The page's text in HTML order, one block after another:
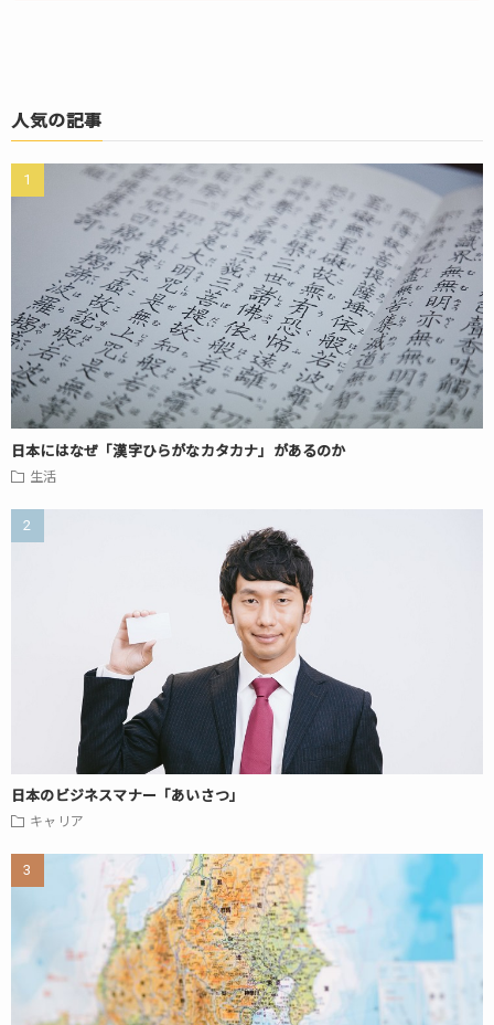
人気の記事
日本にはなぜ「漢字ひらがなカタカナ」があるのか
生活
日本のビジネスマナー「あいさつ」
キャリア